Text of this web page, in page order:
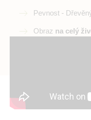
Pevnost -
Obraz na celý